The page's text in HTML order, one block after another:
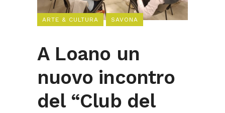
ARTE & CULTURA SAVONA
A Loano un
nuovo incontro
del “Club del